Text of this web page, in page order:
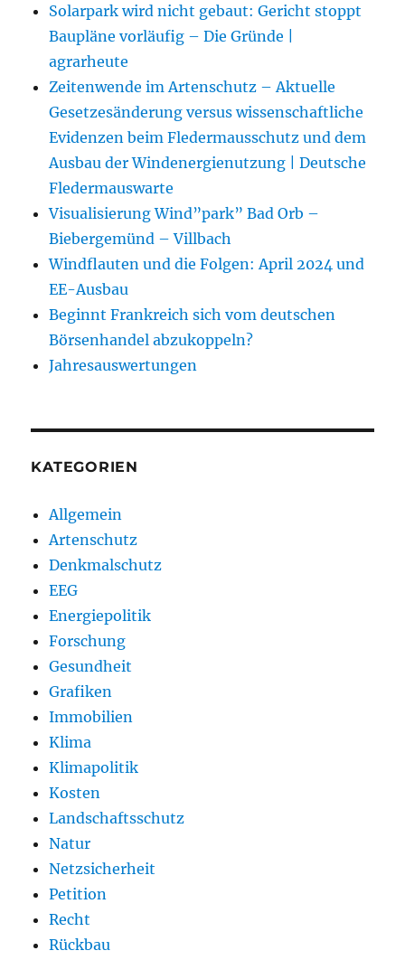
Solarpark wird nicht gebaut: Gericht stoppt
Baupläne vorläufig – Die Gründe |
agrarheute
Zeitenwende im Artenschutz – Aktuelle
Gesetzesänderung versus wissenschaftliche
Evidenzen beim Fledermausschutz und dem
Ausbau der Windenergienutzung | Deutsche
Fledermauswarte
Visualisierung Wind”park” Bad Orb –
Biebergemünd – Villbach
Windflauten und die Folgen: April 2024 und
EE-Ausbau
Beginnt Frankreich sich vom deutschen
Börsenhandel abzukoppeln?
Jahresauswertungen
KATEGORIEN
Allgemein
Artenschutz
Denkmalschutz
EEG
Energiepolitik
Forschung
Gesundheit
Grafiken
Immobilien
Klima
Klimapolitik
Kosten
Landschaftsschutz
Natur
Netzsicherheit
Petition
Recht
Rückbau